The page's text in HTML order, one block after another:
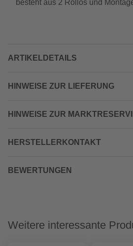
besteht aus 2 Rollos und
ARTIKELDETAILS
HINWEISE ZUR LIEFERUNG
HINWEISE ZUR
HERSTELLERKONTAKT
BEWERTUNGEN
Weitere interessante